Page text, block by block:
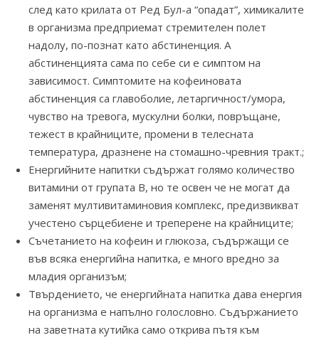
след като крилата от Ред Бул-а “опадат”, химикалите
в организма предприемат стремителен полет
надолу, по-познат като абстиненция. А
абстиненцията сама по себе си е симптом на
зависимост. Симптомите на кофеиновата
абстиненция са главоболие, летаргичност/умора,
чувство на тревога, мускулни болки, повръщане,
тежест в крайниците, промени в телесната
температура, дразнене на стомашно-чревния тракт.;
Енергийните напитки съдържат голямо количество
витамини от групата В, но те освен че не могат да
заменят мултивитаминовия комплекс, предизвикват
учестено сърцебиене и треперене на крайниците;
Съчетанието на кофеин и глюкоза, съдържащи се
във всяка енергийна напитка, е много вредно за
младия организъм;
Tвърдението, че енергийната напитка дава енергия
на организма е напълно голословно. Съдържанието
на заветната кутийка само открива пътя към